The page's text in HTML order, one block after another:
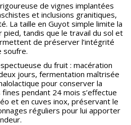
de vignes implantées
et inclusions granitiques,
La taille en Guyot simple limite la
tandis que le travail du sol et
de préserver l’intégrité
soufre.
du fruit : macération
jours, fermentation maîtrisée
pour conserver la
pendant 24 mois s’effectue
et en cuves inox, préservant le
réguliers pour lui apporter